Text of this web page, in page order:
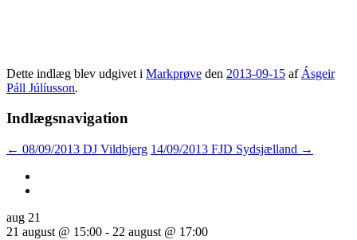
Dette indlæg blev udgivet i Markprøve den 2013-09-15 af Ásgeir
Páll Júlíusson.
Indlægsnavigation
← 08/09/2013 DJ Vildbjerg 14/09/2013 FJD Sydsjælland →
aug 21
21 august @ 15:00 - 22 august @ 17:00